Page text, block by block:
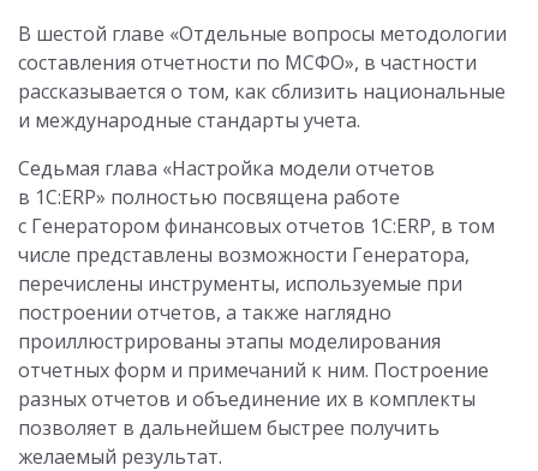
В шестой главе «Отдельные вопросы методологии
составления отчетности по МСФО», в частности
рассказывается о том, как сблизить национальные
и международные стандарты учета.
Седьмая глава «Настройка модели отчетов
в 1С:ERP» полностью посвящена работе
с Генератором финансовых отчетов 1С:ERP, в том
числе представлены возможности Генератора,
перечислены инструменты, используемые при
построении отчетов, а также наглядно
проиллюстрированы этапы моделирования
отчетных форм и примечаний к ним. Построение
разных отчетов и объединение их в комплекты
позволяет в дальнейшем быстрее получить
желаемый результат.